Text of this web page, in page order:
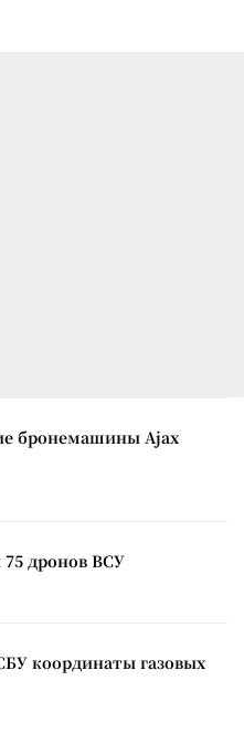
бронемашины Ajax
дронов ВСУ
координаты газовых